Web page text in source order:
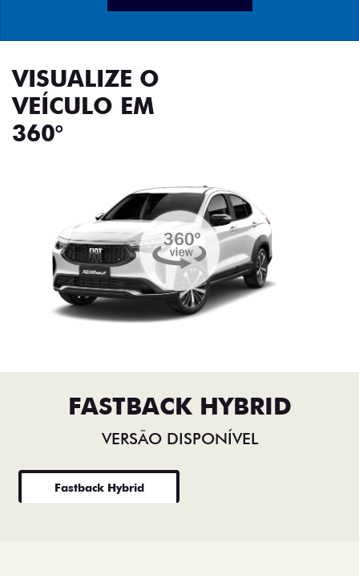
VISUALIZE O
VEÍCULO EM
360°
FASTBACK HYBRID
VERSÃO DISPONÍVEL
Fastback Hybrid